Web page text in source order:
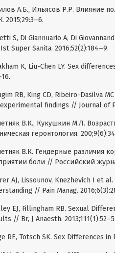
А.Б., Ильясов Р.Р. Влияние
2015;29:3–6.
S, Di Giannuario A, Di
Super Sanita. 2016;52(2):184–9.
K, Liu-Chen LY. Sex
RB, King CD, Ribeiro-Dasilva
findings // Journal of
В.К., Кукушкин М.Л.
геронтология.
В.К. Гендерные различия
боли // Российский
AJ, Lissounov, Knezhevich I et
// Pain Manag.
EJ, Fillingham RB. Sexual
// Br, J Anaesth.
RE, Totsch SK. Sex Differences in